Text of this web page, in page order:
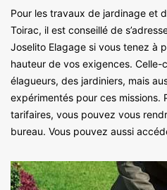
Pour les travaux de jardinage et
Toirac, il est conseillé de
Joselito Elagage si vous tenez à
hauteur de vos exigences.
élagueurs, des jardiniers, mais
expérimentés pour ces missions.
tarifaires, vous pouvez vous
bureau. Vous pouvez aussi